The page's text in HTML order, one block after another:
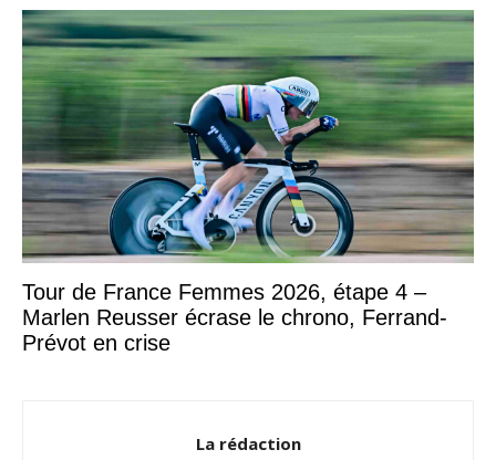
Tour de France Femmes 2026, étape 4 –
Marlen Reusser écrase le chrono, Ferrand-
Prévot en crise
La rédaction